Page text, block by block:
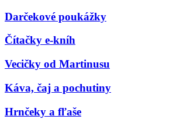
Darčekové poukážky
Čítačky e-kníh
Vecičky od Martinusu
Káva, čaj a pochutiny
Hrnčeky a fľaše